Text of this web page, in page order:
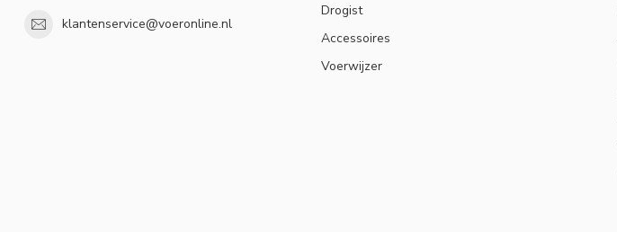
klantenservice@voeronline.nl
Drogist
Accessoires
Voerwijzer